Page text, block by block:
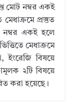
মোট নম্বর একই
মেধাক্রমে প্রস্তুত
নম্বর একই হলে
মেধাক্রমে
ইংরেজি বিষয়ে
২টি বিষয়ে
করা হয়েছে।